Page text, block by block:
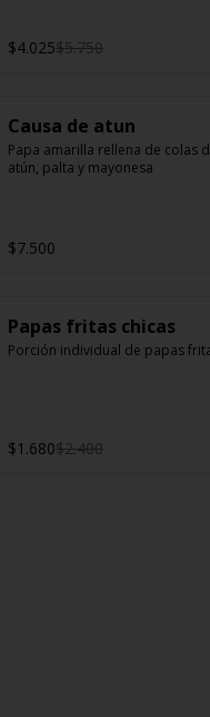
$4.025$5.750
Causa de atun
Papa amarilla rellena de colas
atún, palta y mayonesa
$7.500
Papas fritas chicas
Porción individual de papas
$1.680$2.400